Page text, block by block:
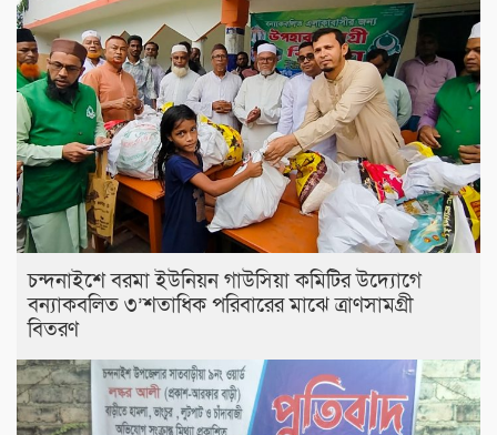
চন্দনাইশে বরমা ইউনিয়ন গাউসিয়া কমিটির উদ্যোগে
বন্যাকবলিত ৩’শতাধিক পরিবারের মাঝে ত্রাণসামগ্রী
বিতরণ